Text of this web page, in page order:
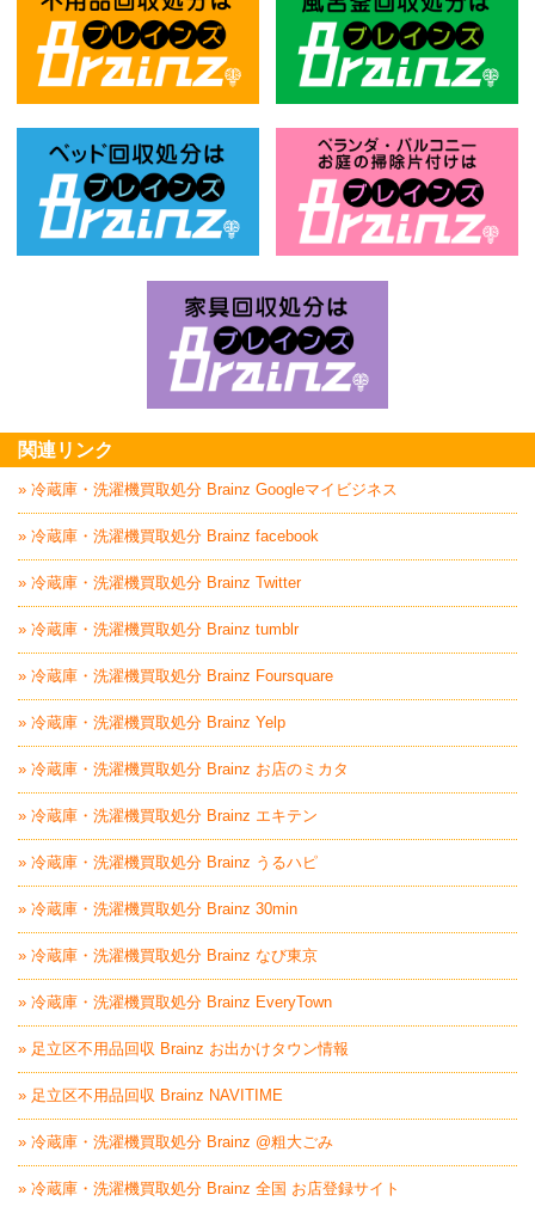
関連リンク
» 冷蔵庫・洗濯機買取処分 Brainz Googleマイビジネス
» 冷蔵庫・洗濯機買取処分 Brainz facebook
» 冷蔵庫・洗濯機買取処分 Brainz Twitter
» 冷蔵庫・洗濯機買取処分 Brainz tumblr
» 冷蔵庫・洗濯機買取処分 Brainz Foursquare
» 冷蔵庫・洗濯機買取処分 Brainz Yelp
» 冷蔵庫・洗濯機買取処分 Brainz お店のミカタ
» 冷蔵庫・洗濯機買取処分 Brainz エキテン
» 冷蔵庫・洗濯機買取処分 Brainz うるハピ
» 冷蔵庫・洗濯機買取処分 Brainz 30min
» 冷蔵庫・洗濯機買取処分 Brainz なび東京
» 冷蔵庫・洗濯機買取処分 Brainz EveryTown
» 足立区不用品回収 Brainz お出かけタウン情報
» 足立区不用品回収 Brainz NAVITIME
» 冷蔵庫・洗濯機買取処分 Brainz @粗大ごみ
» 冷蔵庫・洗濯機買取処分 Brainz 全国 お店登録サイト